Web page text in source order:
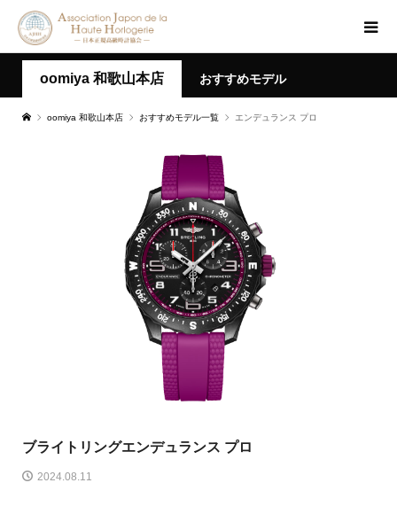
oomiya 和歌山本店 おすすめモデル
oomiya 和歌山本店 おすすめモデル一覧 エンデュランス プロ
ブライトリングエンデュランス プロ
2024.08.11